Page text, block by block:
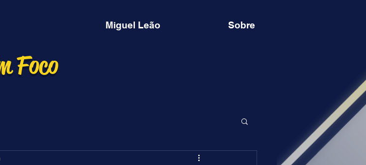
Foco
Miguel Leão Sobre